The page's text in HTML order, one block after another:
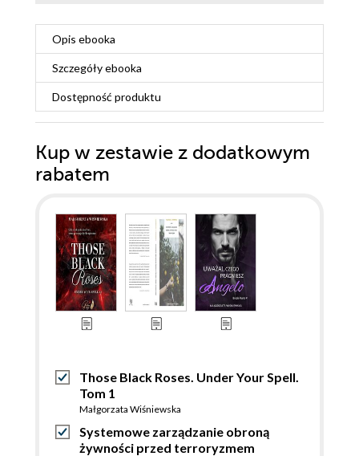
Opis ebooka
Szczegółyebooka
Dostępność produktu
Kup w zestawie z dodatkowym
rabatem
Those Black Roses. Under Your Spell.
Tom 1
Małgorzata Wiśniewska
Systemowe zarządzanie obroną
żywności przed terroryzmem